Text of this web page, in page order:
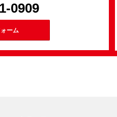
0909
ーム